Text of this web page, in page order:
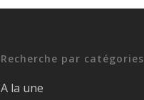
Recherche par catégories
A la une